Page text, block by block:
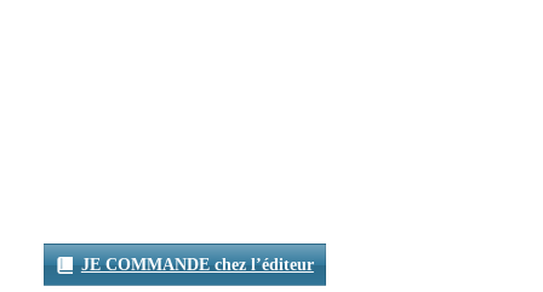
JE COMMANDE chez l’éditeur